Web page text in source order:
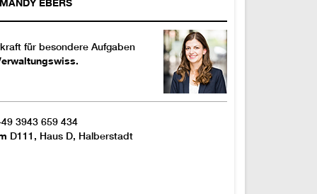
MANDY EBERS
für besondere Aufgaben
3943 659 434
D111, Haus D, Halberstadt